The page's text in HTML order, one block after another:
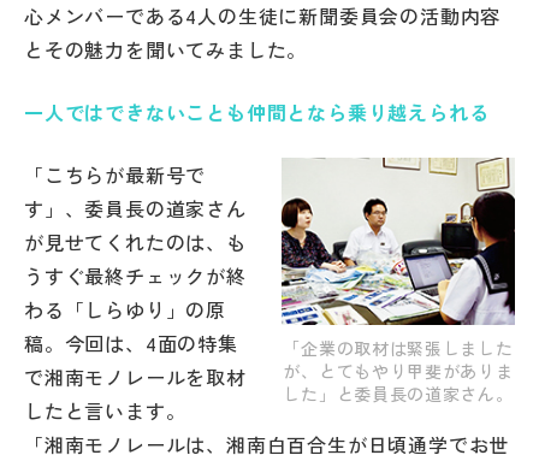
NettyLandかわら版
その他
お問い合わせ
個人情報保護方針
サイトマップ
運営会社
心メンバーである4人の生徒に新聞委員会の活動内容
とその魅力を聞いてみました。
一人ではできないことも仲間となら乗り越えられる
「企業の取材は緊張しました
が、とてもやり甲斐がありま
した」と委員長の道家さん。
「こちらが最新号で
す」、委員長の道家さん
が見せてくれたのは、も
うすぐ最終チェックが終
わる「しらゆり」の原
稿。今回は、4面の特集
で湘南モノレールを取材
したと言います。
「湘南モノレールは、湘南白百合生が日頃通学でお世